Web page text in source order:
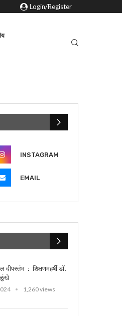
Login/Register
INSTAGRAM
EMAIL
दीपस्तंभ : शिक्षणमहर्षी डॉ.
1,260 views